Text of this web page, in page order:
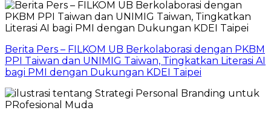
Berita Pers – FILKOM UB Berkolaborasi dengan PKBM
PPI Taiwan dan UNIMIG Taiwan, Tingkatkan Literasi AI
bagi PMI dengan Dukungan KDEI Taipei